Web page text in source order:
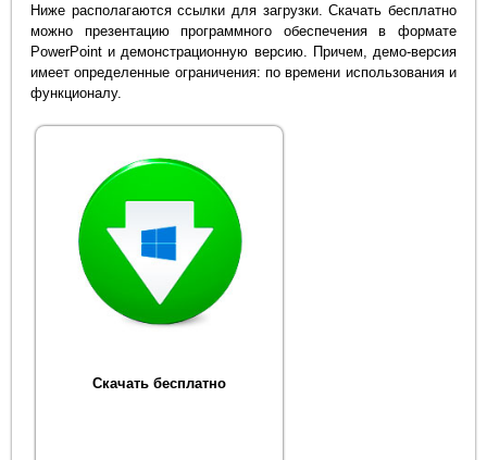
Ниже располагаются ссылки для загрузки. Скачать бесплатно
можно презентацию программного обеспечения в формате
PowerPoint и демонстрационную версию. Причем, демо-версия
имеет определенные ограничения: по времени использования и
функционалу.
Скачать бесплатно